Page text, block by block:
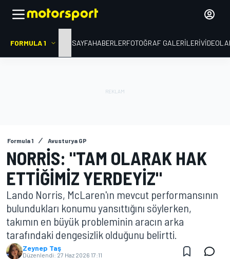
FORMULA 1 ANA SAYFAHABERLERFOTOĞRAF GALERILERI
Formula 1 Avusturya GP
NORRIS: "TAM OLARAK HAK
ETTIĞIMIZ YERDEYIZ"
Lando Norris, McLaren'ın mevcut performansının
bulundukları konumu yansıttığını söylerken,
takımın en büyük probleminin aracın arka
tarafındaki dengesizlik olduğunu belirtti.
Zeynep Taş
Düzenlendi: 27 Haz 2026 17:11